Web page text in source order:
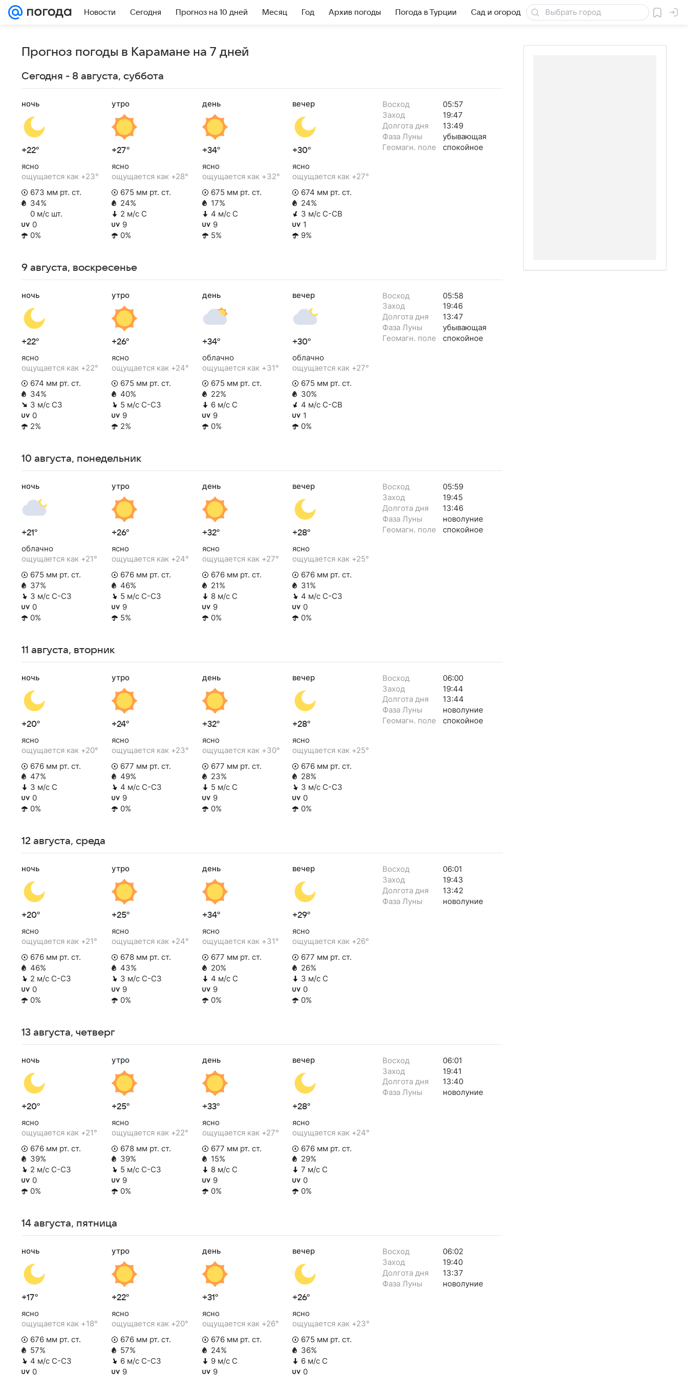
Новости Сегодня Прогноз на 10 дней Месяц Год Архив погоды Погода в Турции Сад и огород Товары для дачи
Прогноз погоды в Карамане на 7 дней
Сегодня - 8 августа, суббота
ночь
+22°
ясно
ощущается как +23°
673 мм рт. ст.
34%
0 м/с шт.
0
0%
утро
+27°
ясно
ощущается как +28°
675 мм рт. ст.
24%
2 м/с С
9
0%
день
+34°
ясно
ощущается как +32°
675 мм рт. ст.
17%
4 м/с С
9
5%
вечер
+30°
ясно
ощущается как +27°
674 мм рт. ст.
24%
3 м/с С-СВ
1
9%
Восход
05:57
Заход
19:47
Долгота дня
13:49
Фаза Луны
убывающая
Геомагн. поле
спокойное
9 августа, воскресенье
ночь
+22°
ясно
ощущается как +22°
674 мм рт. ст.
34%
3 м/с СЗ
0
2%
утро
+26°
ясно
ощущается как +24°
675 мм рт. ст.
40%
5 м/с С-СЗ
9
2%
день
+34°
облачно
ощущается как +31°
675 мм рт. ст.
22%
6 м/с С
9
0%
вечер
+30°
облачно
ощущается как +27°
675 мм рт. ст.
30%
4 м/с С-СВ
1
0%
Восход
05:58
Заход
19:46
Долгота дня
13:47
Фаза Луны
убывающая
Геомагн. поле
спокойное
10 августа, понедельник
ночь
+21°
облачно
ощущается как +21°
675 мм рт. ст.
37%
3 м/с С-СЗ
0
0%
утро
+26°
ясно
ощущается как +24°
676 мм рт. ст.
46%
5 м/с С-СЗ
9
5%
день
+32°
ясно
ощущается как +27°
676 мм рт. ст.
21%
8 м/с С
9
0%
вечер
+28°
ясно
ощущается как +25°
676 мм рт. ст.
31%
4 м/с С-СЗ
0
0%
Восход
05:59
Заход
19:45
Долгота дня
13:46
Фаза Луны
новолуние
Геомагн. поле
спокойное
11 августа, вторник
ночь
+20°
ясно
ощущается как +20°
676 мм рт. ст.
47%
3 м/с С
0
0%
утро
+24°
ясно
ощущается как +23°
677 мм рт. ст.
49%
4 м/с С-СЗ
9
0%
день
+32°
ясно
ощущается как +30°
677 мм рт. ст.
23%
5 м/с С
9
0%
вечер
+28°
ясно
ощущается как +25°
676 мм рт. ст.
28%
3 м/с С-СЗ
0
0%
Восход
06:00
Заход
19:44
Долгота дня
13:44
Фаза Луны
новолуние
Геомагн. поле
спокойное
12 августа, среда
ночь
+20°
ясно
ощущается как +21°
676 мм рт. ст.
46%
2 м/с С-СЗ
0
0%
утро
+25°
ясно
ощущается как +24°
678 мм рт. ст.
43%
3 м/с С-СЗ
9
0%
день
+34°
ясно
ощущается как +31°
677 мм рт. ст.
20%
4 м/с С
9
0%
вечер
+29°
ясно
ощущается как +26°
677 мм рт. ст.
26%
3 м/с С
0
0%
Восход
06:01
Заход
19:43
Долгота дня
13:42
Фаза Луны
новолуние
13 августа, четверг
ночь
+20°
ясно
ощущается как +21°
676 мм рт. ст.
39%
2 м/с С-СЗ
0
0%
утро
+25°
ясно
ощущается как +22°
678 мм рт. ст.
39%
5 м/с С-СЗ
9
0%
день
+33°
ясно
ощущается как +27°
677 мм рт. ст.
15%
8 м/с С
9
0%
вечер
+28°
ясно
ощущается как +24°
676 мм рт. ст.
29%
7 м/с С
0
0%
Восход
06:01
Заход
19:41
Долгота дня
13:40
Фаза Луны
новолуние
14 августа, пятница
ночь
+17°
ясно
ощущается как +18°
676 мм рт. ст.
57%
4 м/с С-СЗ
0
утро
+22°
ясно
ощущается как +20°
676 мм рт. ст.
57%
6 м/с С-СЗ
9
день
+31°
ясно
ощущается как +26°
676 мм рт. ст.
24%
9 м/с С
9
вечер
+26°
ясно
ощущается как +23°
675 мм рт. ст.
36%
6 м/с С
0
Восход
06:02
Заход
19:40
Долгота дня
13:37
Фаза Луны
новолуние